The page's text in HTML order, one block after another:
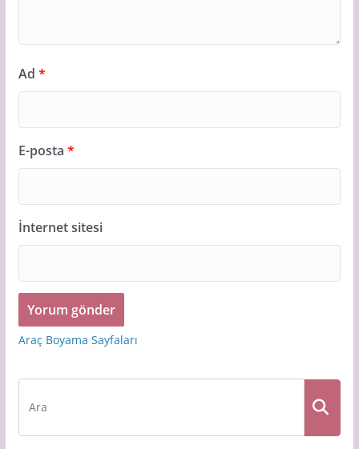
Ad *
E-posta *
İnternet sitesi
Araç Boyama Sayfaları